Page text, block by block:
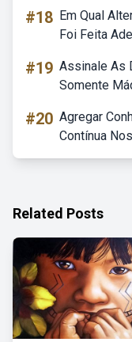
#18 Em Qual
Foi Feita
#19 Assinale As
Somente
#20 Agregar
Contínua
Related Posts